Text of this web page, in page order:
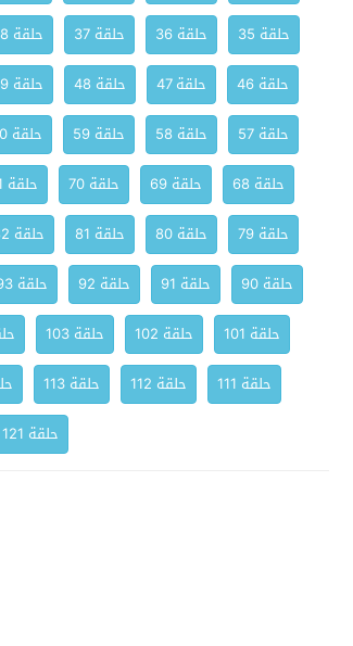
حلقة 35
حلقة 36 حلقة 37 حلقة 38
حلقة 46
حلقة 47 حلقة 48 حلقة 49
حلقة 57
حلقة 58 حلقة 59 حلقة 60
حلقة 68
حلقة 69 حلقة 70 حلقة 71
حلقة 79
حلقة 80 حلقة 81 حلقة 82
حلقة 90
حلقة 91 حلقة 92 حلقة 93
حلقة 101
حلقة 102 حلقة 103
حلقة 111
حلقة 112 حلقة 113
حلقة 121